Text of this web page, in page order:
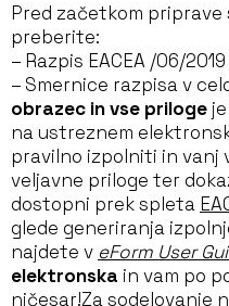
Pred začetkom
preberite:
– Razpis EACEA /06/
– Smernice razpisa v
obrazec in vse priloge
na ustreznem
pravilno izpolniti in vanj
veljavne priloge ter
dostopni prek spleta
glede generiranja
najdete v eForm User
elektronska in vam po
ničesar!Za sodelovanje